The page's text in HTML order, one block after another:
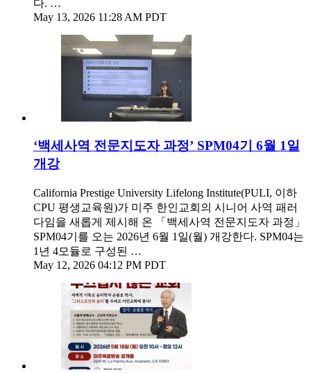
다. …
May 13, 2026 11:28 AM PDT
‘백세사역 전문지도자 과정’ SPM04기 6월 1일
개강
California Prestige University Lifelong Institute(PULI, 이하
CPU 평생교육원)가 미주 한인교회의 시니어 사역 패러
다임을 새롭게 제시해 온 「백세사역 전문지도자 과정」
SPM04기를 오는 2026년 6월 1일(월) 개강한다. SPM04는
1년 4모듈로 구성된 …
May 12, 2026 04:12 PM PDT